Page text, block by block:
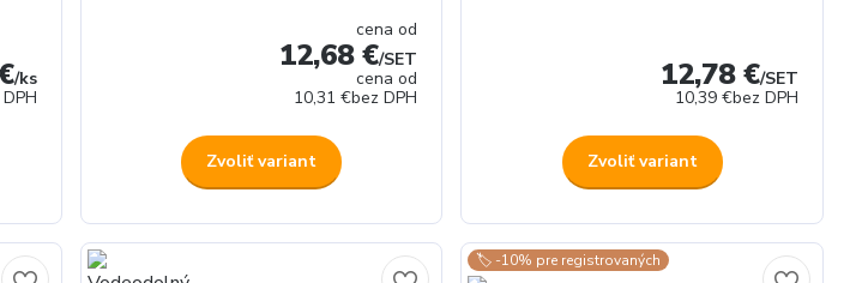
/ks
cena od
12,68 €/SET
cena od
10,31 €bez DPH
Zvoliť variant
12,78 €/SET
10,39 €bez DPH
Zvoliť variant
🏷️ -10% pre registrovaných